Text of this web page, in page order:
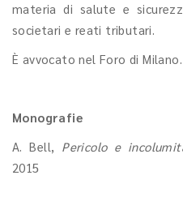
materia di salute e
societari e reati tributari.
È avvocato nel Foro di Milano.
Monografie
A. Bell, Pericolo e
2015